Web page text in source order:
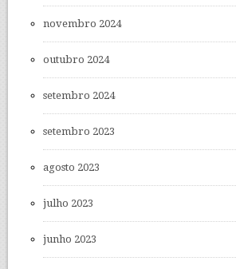
novembro 2024
outubro 2024
setembro 2024
setembro 2023
agosto 2023
julho 2023
junho 2023